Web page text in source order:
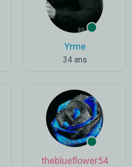
Yrme
34 ans
theblueflower54